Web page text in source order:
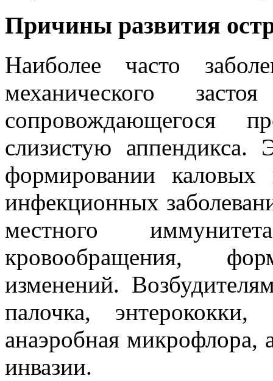
Причины развития
Наиболее часто
механического
сопровождающегося
слизистую
формировании
инфекционных
местного
кровообращения,
изменений.
палочка,
анаэробная микрофлора,
инвазии.